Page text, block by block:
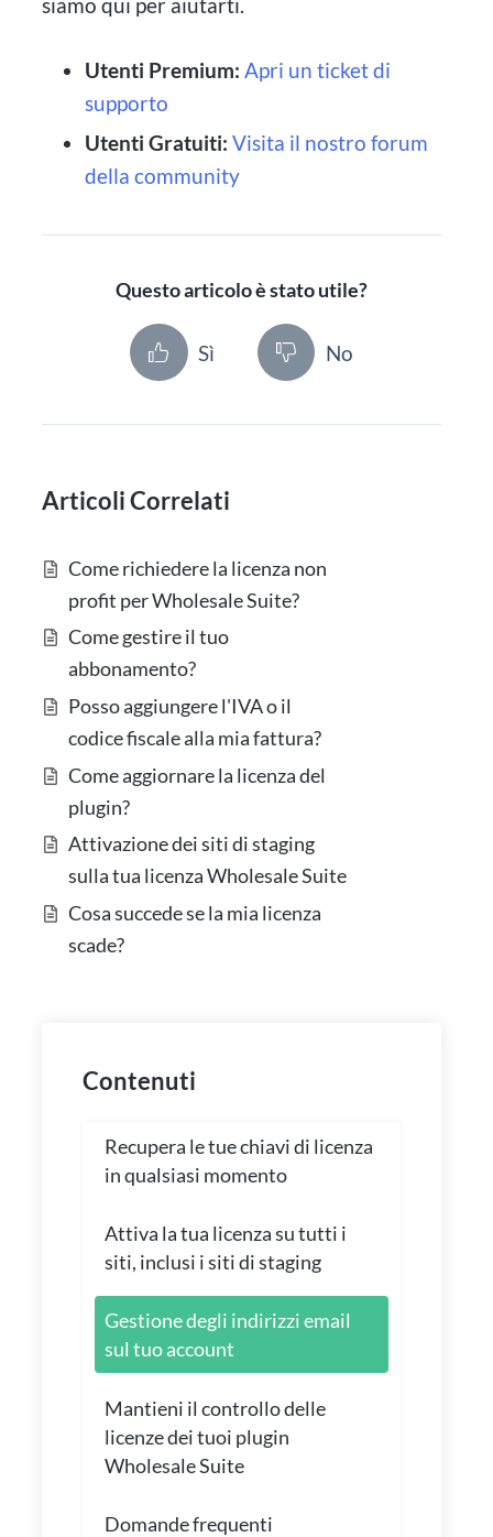
siamo qui per aiutarti.
Utenti Premium: Apri un ticket di
supporto
Utenti Gratuiti: Visita il nostro forum
della community
Questo articolo è stato utile?
Sì No
Articoli Correlati
Come richiedere la licenza non
profit per Wholesale Suite?
Come gestire il tuo
abbonamento?
Posso aggiungere l'IVA o il
codice fiscale alla mia fattura?
Come aggiornare la licenza del
plugin?
Attivazione dei siti di staging
sulla tua licenza Wholesale Suite
Cosa succede se la mia licenza
scade?
Contenuti
Recupera le tue chiavi di licenza
in qualsiasi momento
Attiva la tua licenza su tutti i
siti, inclusi i siti di staging
Gestione degli indirizzi email
sul tuo account
Mantieni il controllo delle
licenze dei tuoi plugin
Wholesale Suite
Domande frequenti